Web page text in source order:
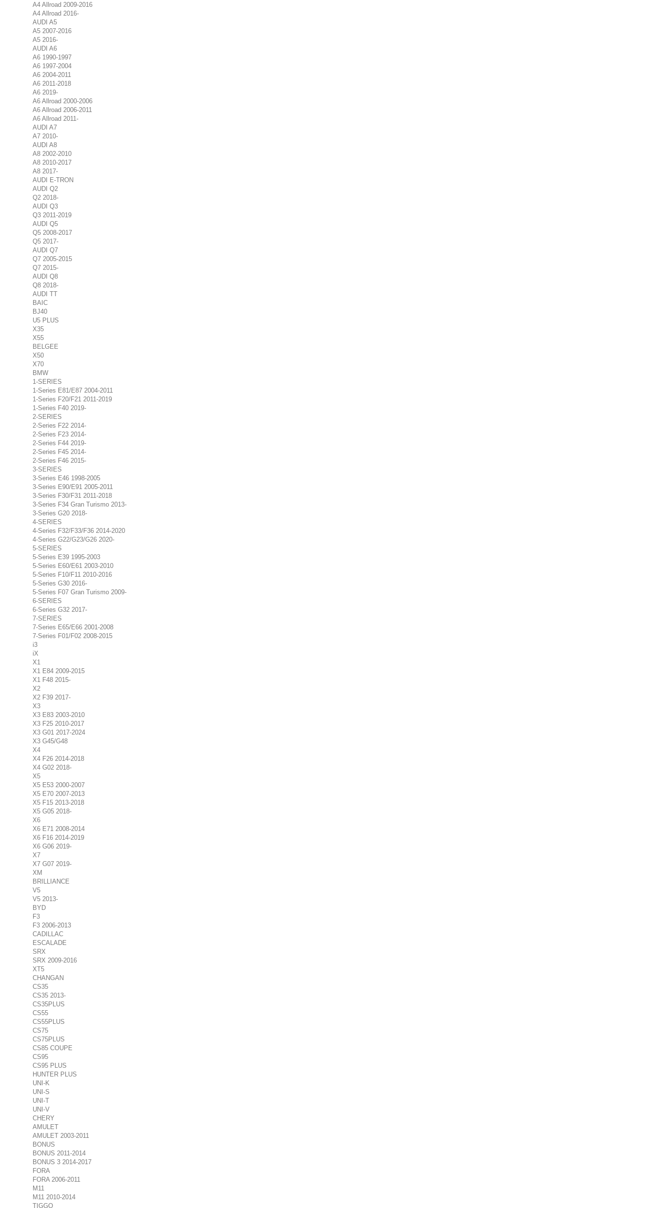
A4 Allroad 2009-2016
A4 Allroad 2016-
AUDI A5
A5 2007-2016
A5 2016-
AUDI A6
A6 1990-1997
A6 1997-2004
A6 2004-2011
A6 2011-2018
A6 2019-
A6 Allroad 2000-2006
A6 Allroad 2006-2011
A6 Allroad 2011-
AUDI A7
A7 2010-
AUDI A8
A8 2002-2010
A8 2010-2017
A8 2017-
AUDI E-TRON
AUDI Q2
Q2 2018-
AUDI Q3
Q3 2011-2019
AUDI Q5
Q5 2008-2017
Q5 2017-
AUDI Q7
Q7 2005-2015
Q7 2015-
AUDI Q8
Q8 2018-
AUDI TT
BAIC
BJ40
U5 PLUS
X35
X55
BELGEE
X50
X70
BMW
1-SERIES
1-Series E81/E87 2004-2011
1-Series F20/F21 2011-2019
1-Series F40 2019-
2-SERIES
2-Series F22 2014-
2-Series F23 2014-
2-Series F44 2019-
2-Series F45 2014-
2-Series F46 2015-
3-SERIES
3-Series E46 1998-2005
3-Series E90/E91 2005-2011
3-Series F30/F31 2011-2018
3-Series F34 Gran Turismo 2013-
3-Series G20 2018-
4-SERIES
4-Series F32/F33/F36 2014-2020
4-Series G22/G23/G26 2020-
5-SERIES
5-Series E39 1995-2003
5-Series E60/E61 2003-2010
5-Series F10/F11 2010-2016
5-Series G30 2016-
5-Series F07 Gran Turismo 2009-
6-SERIES
6-Series G32 2017-
7-SERIES
7-Series E65/E66 2001-2008
7-Series F01/F02 2008-2015
i3
iX
X1
X1 E84 2009-2015
X1 F48 2015-
X2
X2 F39 2017-
X3
X3 E83 2003-2010
X3 F25 2010-2017
X3 G01 2017-2024
X3 G45/G48
X4
X4 F26 2014-2018
X4 G02 2018-
X5
X5 E53 2000-2007
X5 E70 2007-2013
X5 F15 2013-2018
X5 G05 2018-
X6
X6 E71 2008-2014
X6 F16 2014-2019
X6 G06 2019-
X7
X7 G07 2019-
XM
BRILLIANCE
V5
V5 2013-
BYD
F3
F3 2006-2013
CADILLAC
ESCALADE
SRX
SRX 2009-2016
XT5
CHANGAN
CS35
CS35 2013-
CS35PLUS
CS55
CS55PLUS
CS75
CS75PLUS
CS85 COUPE
CS95
CS95 PLUS
HUNTER PLUS
UNI-K
UNI-S
UNI-T
UNI-V
CHERY
AMULET
AMULET 2003-2011
BONUS
BONUS 2011-2014
BONUS 3 2014-2017
FORA
FORA 2006-2011
M11
M11 2010-2014
TIGGO